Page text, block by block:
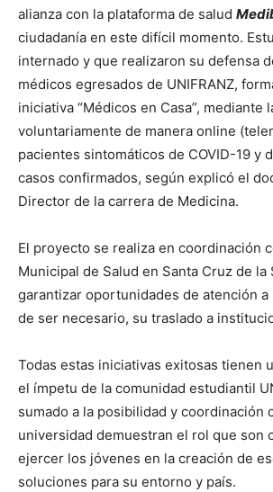
alianza con la plataforma de salud
ciudadanía en este difícil momento.
internado y que realizaron su defensa
médicos egresados de UNIFRANZ,
iniciativa “Médicos en Casa”, mediante
voluntariamente de manera online
pacientes sintomáticos de COVID-19 y
casos confirmados, según explicó el
Director de la carrera de Medicina.
El proyecto se realiza en coordinación
Municipal de Salud en Santa Cruz de la
garantizar oportunidades de atención a
de ser necesario, su traslado a
Todas estas iniciativas exitosas tienen
el ímpetu de la comunidad estudiantil
sumado a la posibilidad y coordinación
universidad demuestran el rol que son
ejercer los jóvenes en la creación de
soluciones para su entorno y país.